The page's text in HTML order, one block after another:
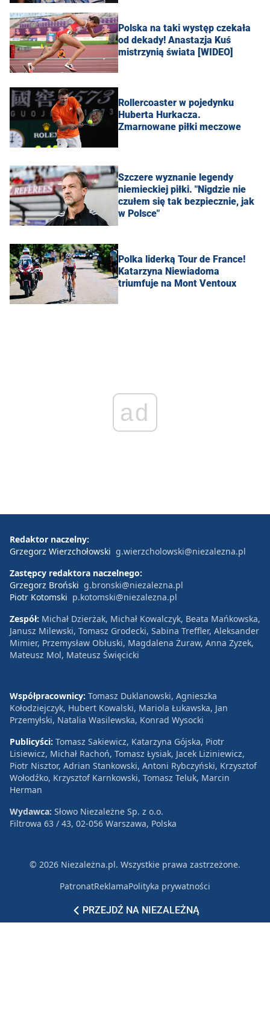
Polska na taki występ czekała
od dekady! Anastazja Kuś
mistrzynią świata [WIDEO]
Rollercoaster w pojedynku
Huberta Hurkacza.
Zmarnowane piłki meczowe
Szczere wyznanie legendy
niemieckiej piłki. "Nigdzie nie
czułem się tak bezpiecznie, jak
w Polsce"
Polka liderką Tour de France!
Katarzyna Niewiadoma
triumfuje na Mont Ventoux
ad
PRZEJDŹ NA NIEZALEŻNĄ
Redaktor naczelny:
Grzegorz Wierzchołowski g.wierzcholowski@niezalezna.pl
Zastępcy redaktora naczelnego:
Grzegorz Broński g.bronski@niezalezna.pl
Piotr Kotomski p.kotomski@niezalezna.pl
Zespół: Michał Dzierżak, Michał Kowalczyk, Beata Mańkowska,
Janusz Milewski, Tomasz Grodecki, Sabina Treffler, Aleksander
Mimier, Przemysław Obłuski, Magdalena Żuraw, Anna Zyzek,
Mateusz Mol, Mateusz Święcicki
Współpracownicy: Tomasz Duklanowski, Agnieszka
Kołodziejczyk, Hubert Kowalski, Mariola Łukawska, Jan
Przemyłski, Natalia Wasilewska, Konrad Wysocki
Publicyści: Tomasz Sakiewicz, Katarzyna Gójska, Piotr
Lisiewicz, Michał Rachoń, Tomasz Łysiak, Jacek Liziniewicz,
Piotr Nisztor, Adrian Stankowski, Antoni Rybczyński, Krzysztof
Wołodźko, Krzysztof Karnkowski, Tomasz Teluk, Marcin
Herman
Wydawca: Słowo Niezależne Sp. z o.o.
Filtrowa 63 / 43, 02-056 Warszawa, Polska
© 2026 Niezależna.pl. Wszystkie prawa zastrzeżone.
PatronatReklamaPolityka prywatności